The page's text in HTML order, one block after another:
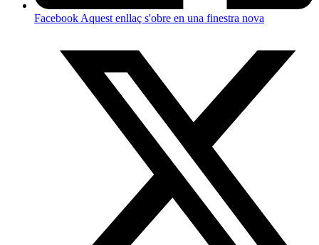
Facebook Aquest enllaç s'obre en una finestra nova